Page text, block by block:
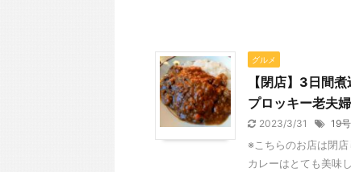
グルメ
【閉店】3日間
プロッキー老夫
2023/3/31 19号
※こちらのお店は閉
カレーはとても美味